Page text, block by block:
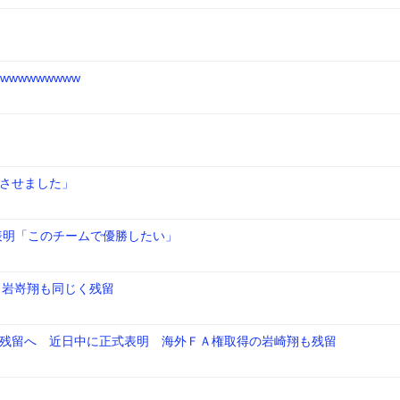
せました」
「このチームで優勝したい」
嵜翔も同じく残留
留へ 近日中に正式表明 海外ＦＡ権取得の岩崎翔も残留